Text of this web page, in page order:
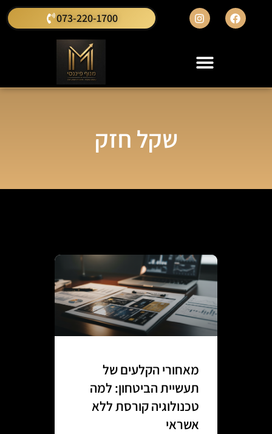
073-220-1700
שקל חזק
מאחורי הקלעים של
תעשיית הביטחון: למה
טכנולוגיה קורסת ללא
אשראי